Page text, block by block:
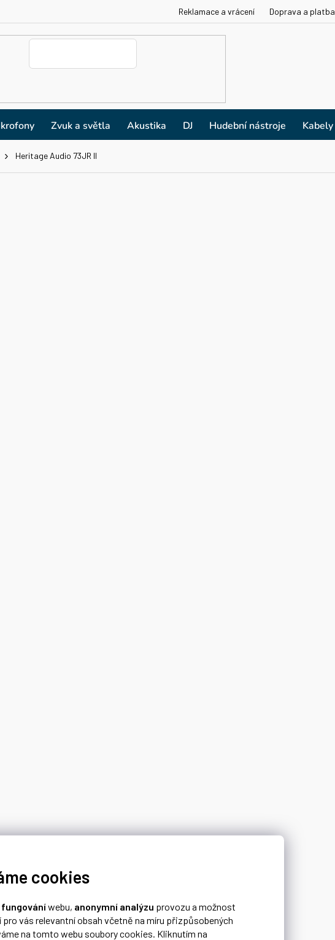
cookies
webu, anonymní analýzu provozu a možnost
pro vás relevantní obsah včetně na míru přizpůsobených
na tomto webu soubory cookies. Kliknutím na
Reklamace a vrácení Doprava a platba
Zvuk a světla Akustika DJ Hudební nástroje Kabely
Heritage Audio 73JR II